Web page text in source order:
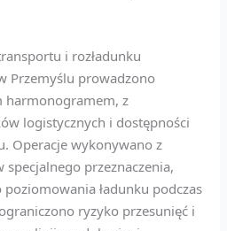
i rozładunku
Przemyślu prowadzono
harmonogramem, z
logistycznych i dostępności
Operacje wykonywano z
przeznaczenia,
ładunku podczas
ryzyko przesunięć i